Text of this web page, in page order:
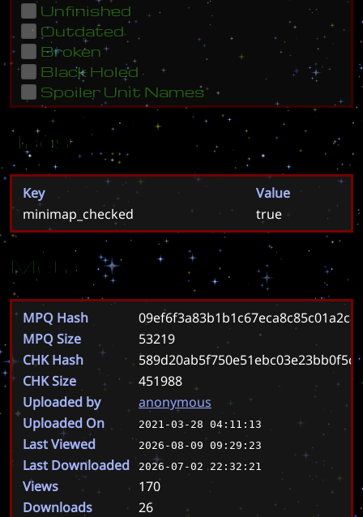
Unfinished
Outdated
Broken
Black Holed
Spoiler Unit Names
Tags
Key
Value
minimap_checked
true
Meta
MPQ Hash
MPQ Size
53219
CHK Hash
CHK Size
451988
Uploaded by
anonymous
Uploaded On
2021-03-28 04:11:13
Last Viewed 2026-08-09 09:29:23
Last Downloaded 2026-07-02 22:32:21
Views
170
Downloads
26